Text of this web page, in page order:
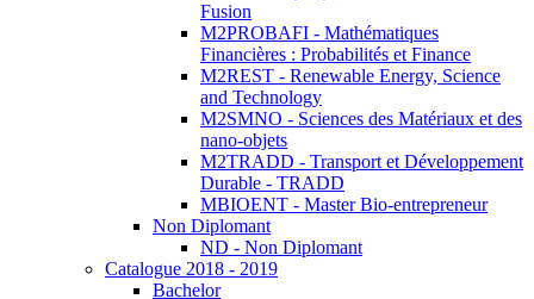
Fusion
M2PROBAFI - Mathématiques
Financières : Probabilités et Finance
M2REST - Renewable Energy, Science
and Technology
M2SMNO - Sciences des Matériaux et des
nano-objets
M2TRADD - Transport et Développement
Durable - TRADD
MBIOENT - Master Bio-entrepreneur
Non Diplomant
ND - Non Diplomant
Catalogue 2018 - 2019
Bachelor